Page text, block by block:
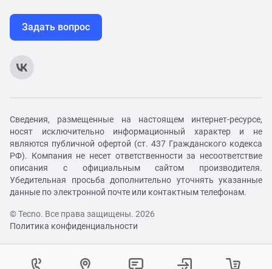
Задать вопрос
Сведения, размещенные на настоящем интернет-ресурсе,
носят исключительно информационный характер и не
являются публичной офертой (ст. 437 Гражданского кодекса
РФ). Компания не несет ответственности за несоответствие
описания с официальным сайтом производителя.
Убедительная просьба дополнительно уточнять указанные
данные по электронной почте или контактным телефонам.
© Tecno. Все права защищены. 2026
Политика конфиденциальности
Контактный центр
Как вам удобнее с нами связаться?
Выберите город
Изменение города